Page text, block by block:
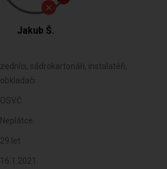
Jakub Š.
zedníci, sádrokartonáři, instalatéři,
obkladači
OSVČ
Neplátce
29 let
16.1.2021